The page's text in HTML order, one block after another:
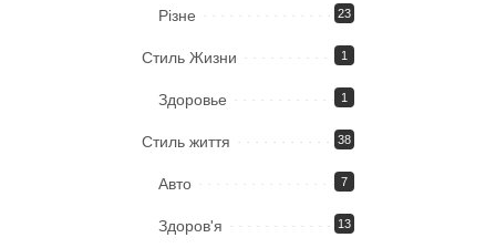
Різне 23
Стиль Жизни 1
Здоровье 1
Стиль життя 38
Авто 7
Здоров'я 13